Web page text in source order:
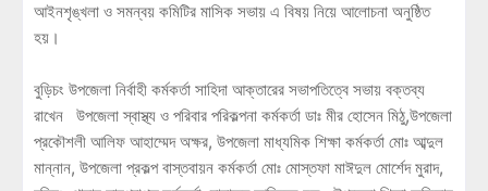
আইনশৃঙ্খলা ও সমন্বয় কমিটির মাসিক সভায় এ বিষয় নিয়ে আলোচনা অনুষ্ঠিত
হয়।
বুড়িচং উপজেলা নির্বাহী কর্মকর্তা সাহিদা আক্তারের সভাপতিত্বে সভায় বক্তব্য
রাখেন উপজেলা স্বাস্থ্য ও পরিবার পরিকল্পনা কর্মকর্তা ডাঃ মীর হোসেন মিঠু,উপজেলা
প্রকৌশলী আলিফ আহাম্মেদ অক্ষর, উপজেলা মাধ্যমিক শিক্ষা কর্মকর্তা মোঃ আব্দুল
মান্নান, উপজেলা প্রকল্প বাস্তবায়ন কর্মকর্তা মোঃ মোস্তফা মাঈদুল মোর্শেদ মুরাদ,